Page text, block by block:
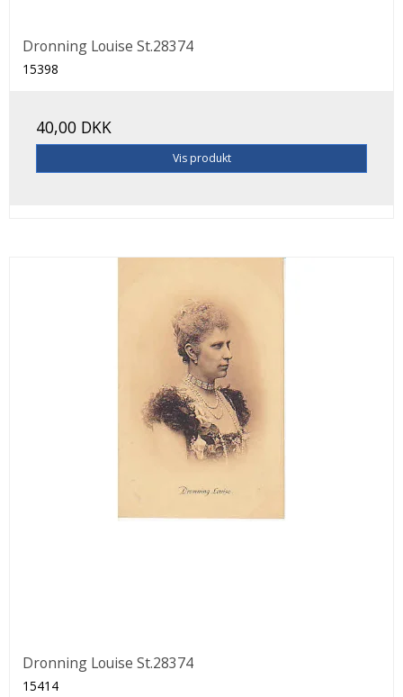
Dronning Louise St.28374
15398
40,00 DKK
Vis produkt
Dronning Louise St.28374
15414